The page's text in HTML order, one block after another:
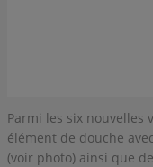
Parmi les six nouvelles
élément de douche
(voir photo) ainsi que